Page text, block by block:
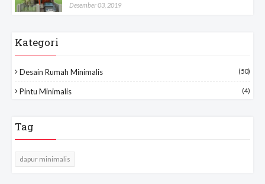
Desember 03, 2019
Kategori
Desain Rumah Minimalis (50)
Pintu Minimalis (4)
Tag
dapur minimalis